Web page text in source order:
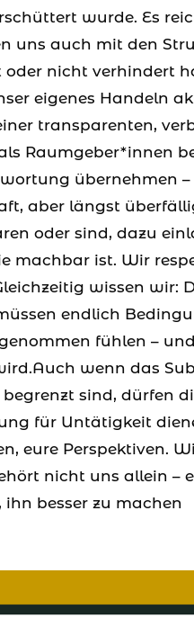
wurde. Es
uns auch mit den
nicht verhindert
eigenes Handeln
transparenten,
Raumgeber*innen
übernehmen
aber längst
oder sind, dazu
machbar ist. Wir
wissen wir:
endlich
fühlen –
wenn das
sind, dürfen
für Untätigkeit
eure Perspektiven.
nicht uns allein –
besser zu machen